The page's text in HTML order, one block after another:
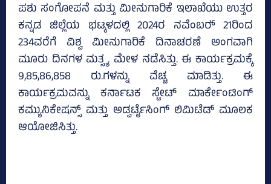
ಪಶು ಸಂಗೋಪನೆ ಮತ್ತು ಮೀನುಗಾರಿಕೆ ಇಲಾಖೆಯು ಉತ್ತರ
ಕನ್ನಡ ಜಿಲ್ಲೆಯ ಭಟ್ಕಳದಲ್ಲಿ 2024ರ ನವೆಂಬರ್‍‌ 21ರಿಂದ
234ವರೆಗೆ ವಿಶ್ವ ಮೀನುಗಾರಿಕೆ ದಿನಾಚರಣೆ ಅಂಗವಾಗಿ
ಮೂರು ದಿನಗಳ ಮತ್ಸ್ಯ ಮೇಳ ನಡೆಸಿತ್ತು. ಈ ಕಾರ್ಯಕ್ರಮಕ್ಕೆ
9,85,86,858 ರು.ಗಳನ್ನು ವೆಚ್ಚ ಮಾಡಿತ್ತು. ಈ
ಕಾರ್ಯಕ್ರಮವನ್ನು ಕರ್ನಾಟಕ ಸ್ಟೇಟ್‌ ಮಾರ್ಕೇಂಟಿಂಗ್‌
ಕಮ್ಯುನಿಕೇಷನ್ಸ್‌ ಮತ್ತು ಅಡ್ವರ್ಟೈಸಿಂಗ್‌ ಲಿಮಿಟೆಡ್‌ ಮೂಲಕ
ಆಯೋಜಿಸಿತ್ತು.